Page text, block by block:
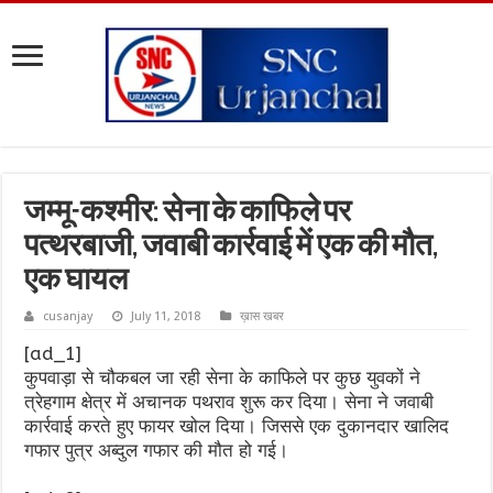
जम्मू-कश्मीर: सेना के काफिले पर
पत्थरबाजी, जवाबी कार्रवाई में एक की मौत,
एक घायल
cusanjay July 11, 2018 ख़ास खबर
[ad_1]
कुपवाड़ा से चौकबल जा रही सेना के काफिले पर कुछ युवकों ने
त्रेहगाम क्षेत्र में अचानक पथराव शुरू कर दिया। सेना ने जवाबी
कार्रवाई करते हुए फायर खोल दिया। जिससे एक दुकानदार खालिद
गफार पुत्र अब्दुल गफार की मौत हो गई।